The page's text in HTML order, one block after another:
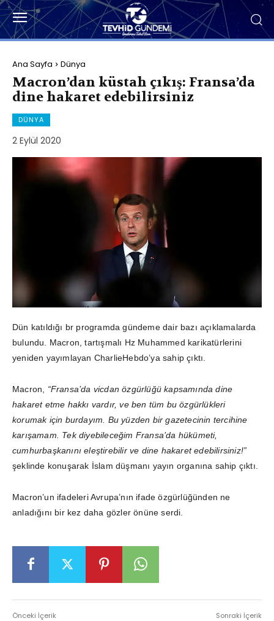
Ana Sayfa Dünya
Macron’dan küstah çıkış: Fransa’da
dine hakaret edebilirsiniz
DÜNYA
2 Eylül 2020
Dün katıldığı br programda gündeme dair bazı açıklamalarda
bulundu. Macron, tartışmalı Hz Muhammed karikatürlerini
yeniden yayımlayan CharlieHebdo’ya sahip çıktı.
Macron, “Fransa’da vicdan özgürlüğü kapsamında dine
hakaret etme hakkı vardır, ve ben tüm bu özgürlükleri
korumak için burdayım. Bu yüzden bir gazetecinin tercihine
karışamam. Tek diyebileceğim Fransa’da hükümeti,
cumhurbaşkanını eleştirebilir ve dine hakaret edebilirsiniz!”
şeklinde konuşarak İslam düşmanı yayın organına sahip çıktı.
Macron’un ifadeleri Avrupa’nın ifade özgürlüğünden ne
anladığını bir kez daha gözler önüne serdi.
Önceki İçerik Sonraki İçerik